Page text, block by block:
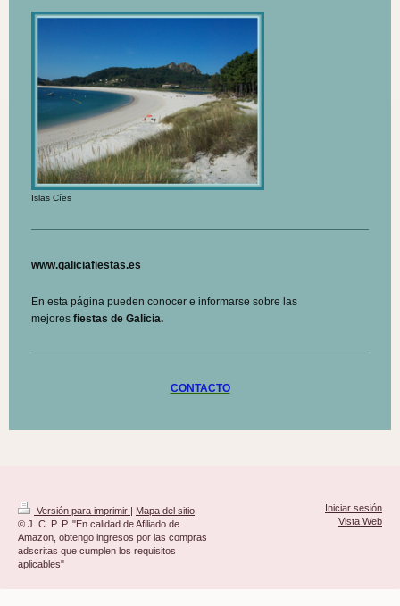
Islas Cíes
www.galiciafiestas.es
En esta página pueden conocer e informarse sobre las
mejores fiestas de Galicia.
CONTACTO
Versión para imprimir
Mapa del sitio
© J. C. P. P. "En calidad de Afiliado de
Amazon, obtengo ingresos por las compras
adscritas que cumplen los requisitos
aplicables"
Iniciar sesión
Vista Web